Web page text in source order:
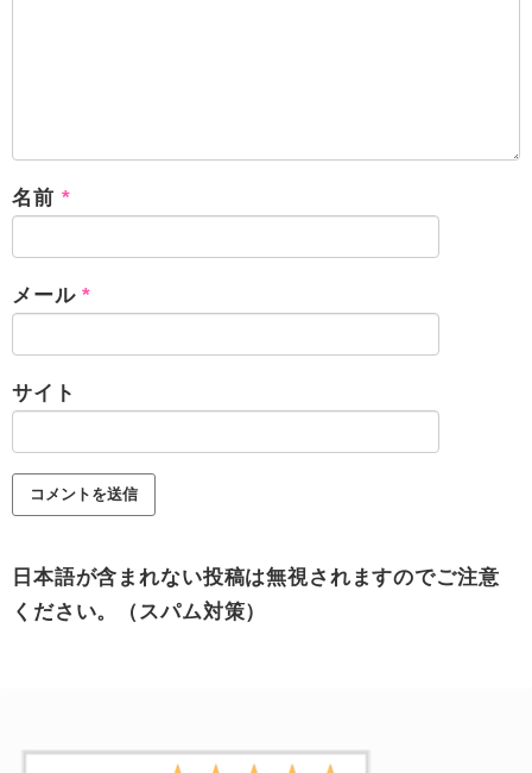
名前 *
メール*
サイト
日本語が含まれない投稿は無視されますのでご注意
ください。（スパム対策）